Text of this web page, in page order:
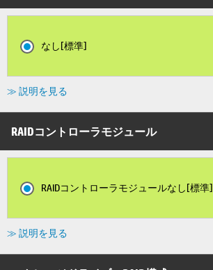
なし[標準]
≫ 説明を見る
RAIDコントローラモジュール
RAIDコントローラモジュールなし[標準]
≫ 説明を見る